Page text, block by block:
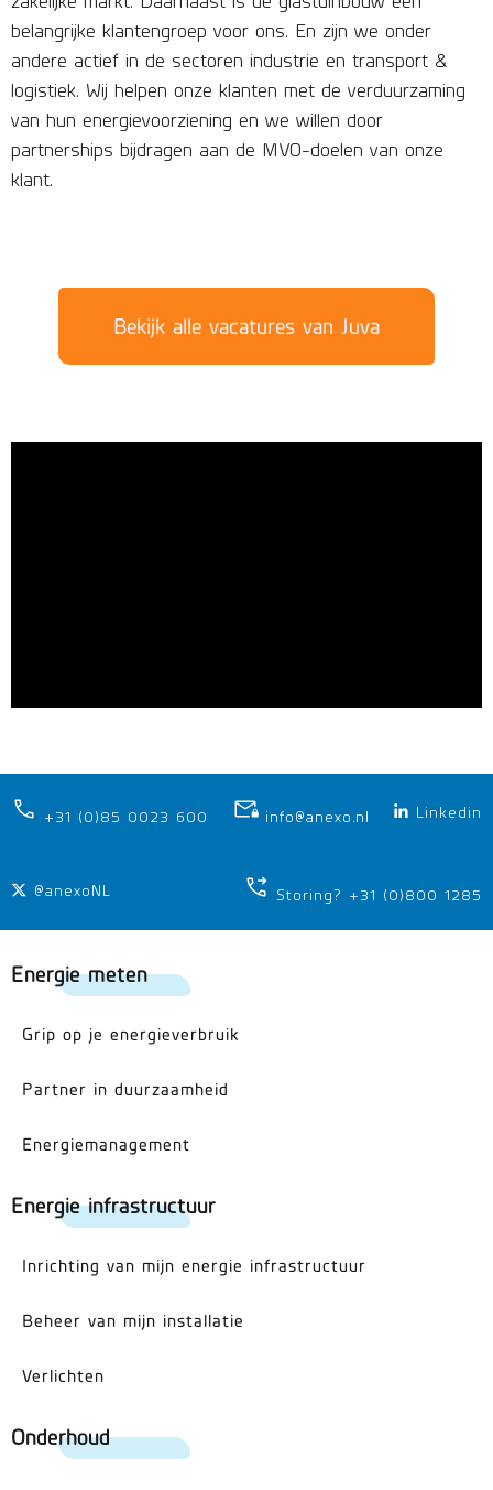
belangrijke klantengroep voor ons. En zijn we onder
andere actief in de sectoren industrie en transport &
logistiek. Wij helpen onze klanten met de verduurzaming
van hun energievoorziening en we willen door
partnerships bijdragen aan de MVO-doelen van onze
klant.
Bekijk alle vacatures van Juva
+31 (0)85 0023 600 info@anexo.nl Linkedin
@anexoNL Storing? +31 (0)800 1285
Energie meten
Grip op je energieverbruik
Partner in duurzaamheid
Energiemanagement
Energie infrastructuur
Inrichting van mijn energie infrastructuur
Beheer van mijn installatie
Verlichten
Onderhoud